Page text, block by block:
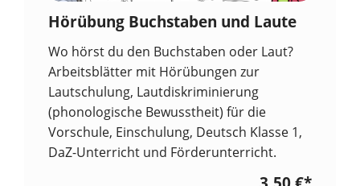
Hörübung Buchstaben und Laute
Wo hörst du den Buchstaben oder Laut?
Arbeitsblätter mit Hörübungen zur
Lautschulung, Lautdiskriminierung
(phonologische Bewusstheit) für die
Vorschule, Einschulung, Deutsch Klasse 1,
DaZ-Unterricht und Förderunterricht.